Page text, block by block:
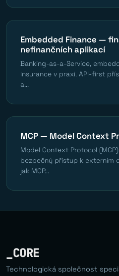
Embedded Finance —
nefinančních aplikací
Banking-as-a-Service,
insurance v praxi. API-first
a...
MCP — Model Context
Model Context Protocol
bezpečný přístup k externím
jak MCP...
_CORE
Technologická společnost